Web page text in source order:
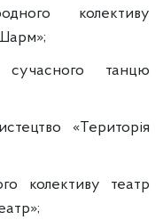
колективу
танцю
«Територія
колективу театр